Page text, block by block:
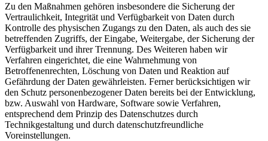
Zu den Maßnahmen gehören insbesondere die Sicherung der
Vertraulichkeit, Integrität und Verfügbarkeit von Daten durch
Kontrolle des physischen Zugangs zu den Daten, als auch des sie
betreffenden Zugriffs, der Eingabe, Weitergabe, der Sicherung der
Verfügbarkeit und ihrer Trennung. Des Weiteren haben wir
Verfahren eingerichtet, die eine Wahrnehmung von
Betroffenenrechten, Löschung von Daten und Reaktion auf
Gefährdung der Daten gewährleisten. Ferner berücksichtigen wir
den Schutz personenbezogener Daten bereits bei der Entwicklung,
bzw. Auswahl von Hardware, Software sowie Verfahren,
entsprechend dem Prinzip des Datenschutzes durch
Technikgestaltung und durch datenschutzfreundliche
Voreinstellungen.